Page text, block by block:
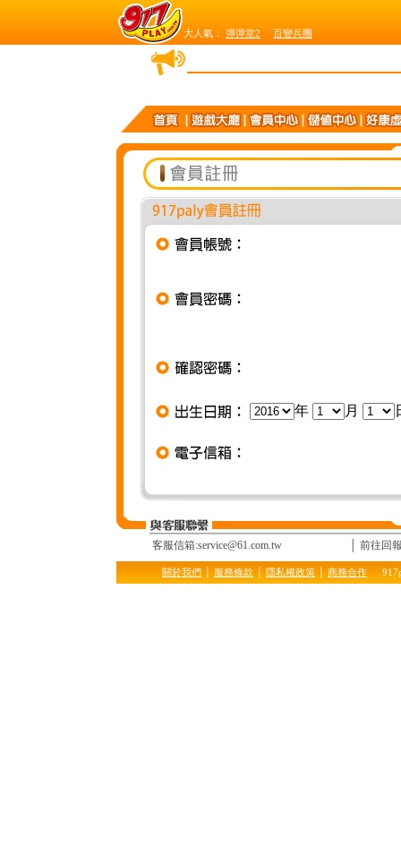
大人氣： 彈彈堂2 百變兵團
年 月
客服信箱:service@61.com.tw │ 前往回
關於我們 服務條款 隱私權政策 商務合作